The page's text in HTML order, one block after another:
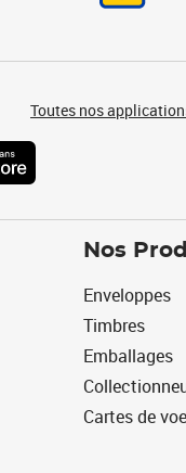
Toutes nos
Nos
Enveloppes
Timbres
Emballages
Cartes de